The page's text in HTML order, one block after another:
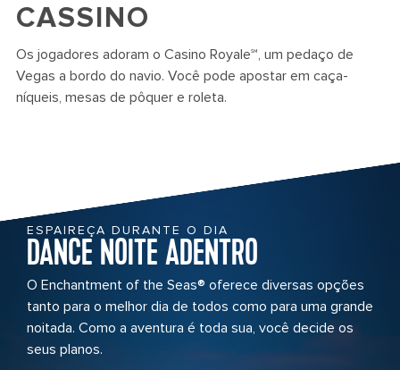
CASSINO
Os jogadores adoram o Casino Royale℠, um pedaço de
Vegas a bordo do navio. Você pode apostar em caça-
níqueis, mesas de pôquer e roleta.
ESPAIREÇA DURANTE O DIA
DANCE NOITE ADENTRO
O Enchantment of the Seas® oferece diversas opções
tanto para o melhor dia de todos como para uma grande
noitada. Como a aventura é toda sua, você decide os
seus planos.